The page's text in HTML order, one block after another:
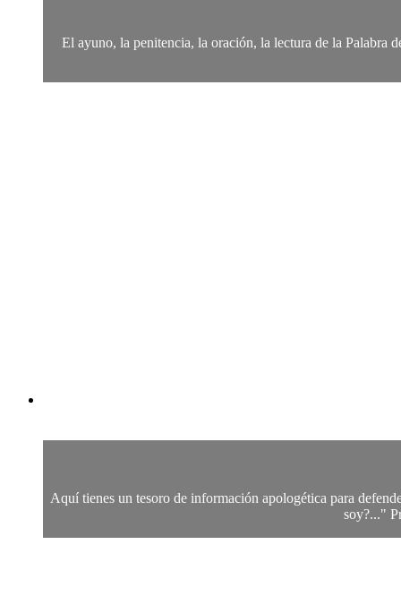
El ayuno, la penitencia, la oración, la lectura de la Palabra
Aquí tienes un tesoro de información apologética para
soy?..."